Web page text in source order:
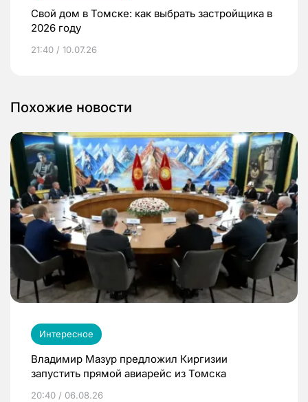
Свой дом в Томске: как выбрать застройщика в
2026 году
21:40 / 10.07.26
Похожие новости
Интересное
Владимир Мазур предложил Киргизии
запустить прямой авиарейс из Томска
20:40 / 06.08.26